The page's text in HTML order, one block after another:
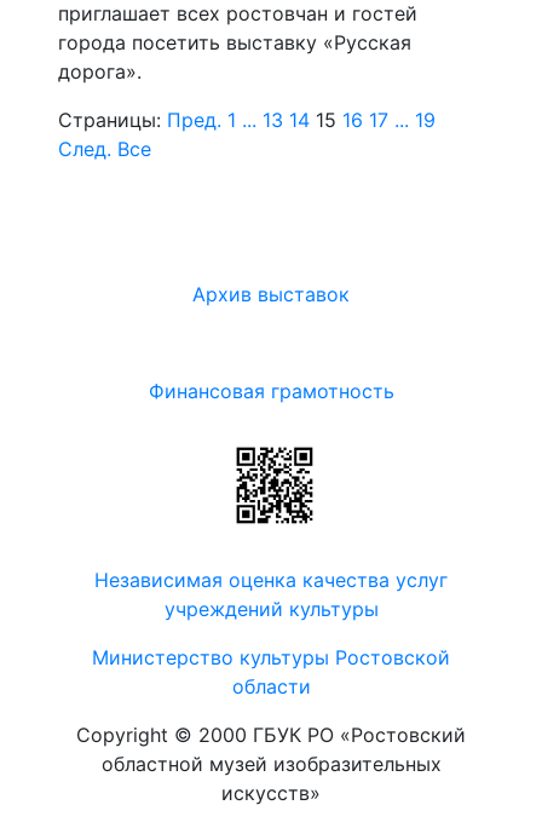
приглашает всех ростовчан и гостей
города посетить выставку «Русская
дорога».
Страницы: Пред. 1 ... 13 14 15 16 17 ... 19
След. Все
Архив выставок
Финансовая грамотность
Независимая оценка качества услуг
учреждений культуры
Министерство культуры Ростовской
области
Copyright © 2000 ГБУК РО «Ростовский
областной музей изобразительных
искусств»